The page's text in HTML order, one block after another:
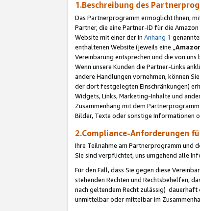
1.Beschreibung des
Das Partnerprogramm ermöglicht Ihnen,
Partner, die eine Partner-ID für die
Website mit einer der in Anhang 1
enthaltenen Website (jeweils eine „
Vereinbarung entsprechen und die von
Wenn unsere Kunden die Partner-Links
andere Handlungen vornehmen, können
der dort festgelegten Einschränkungen)
Widgets, Links, Marketing-Inhalte und
Zusammenhang mit dem Partnerprogramm
Bilder, Texte oder sonstige Informationen
2.Compliance-Anforderungen
Ihre Teilnahme am Partnerprogramm und
Sie sind verpflichtet, uns umgehend alle
Für den Fall, dass Sie gegen diese
stehenden Rechten und Rechtsbehelfen,
nach geltendem Recht zulässig) dauerhaft
unmittelbar oder mittelbar im